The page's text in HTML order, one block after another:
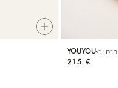
YOUYOUclutch
215 €